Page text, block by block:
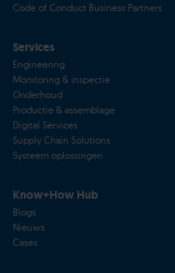
Code of Conduct Business Partners
Services
Engineering
Monitoring & inspectie
Onderhoud
Productie & assemblage
Digital Services
Supply Chain Solutions
Systeem oplossingen
Know+How Hub
Blogs
Nieuws
Cases